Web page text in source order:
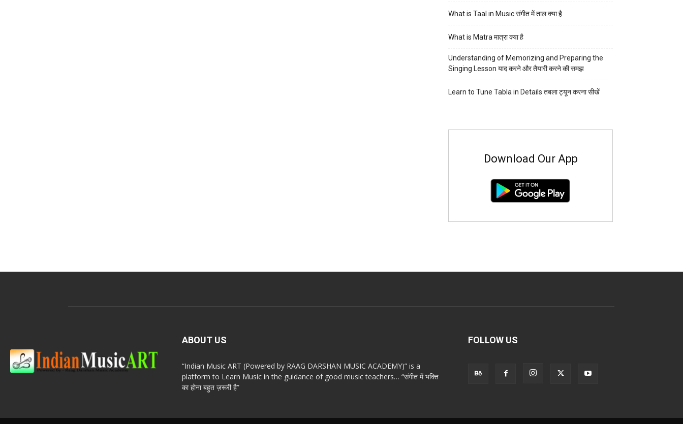
What is Taal in Music संगीत में ताल क्या है
What is Matra मात्रा क्या है
Understanding of Memorizing and Preparing the
Singing Lesson याद करने और तैयारी करने की समझ
Learn to Tune Tabla in Details तबला ट्यून करना सीखें
Download Our App
ABOUT US
“Indian Music ART (Powered by RAAG DARSHAN MUSIC ACADEMY)” is a
platform to Learn Music in the guidance of good music teachers… “संगीत में भक्ति
का होना बहुत ज़रूरी है”
FOLLOW US